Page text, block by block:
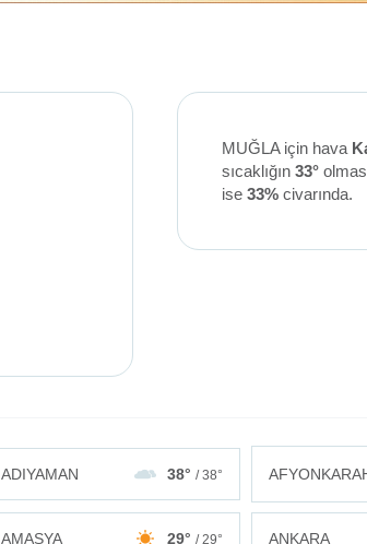
MUĞLA için hava
sıcaklığın 33°
ise 33%civarında.
ADIYAMAN 38° / 38°
AMASYA 29° / 29° ANKARA